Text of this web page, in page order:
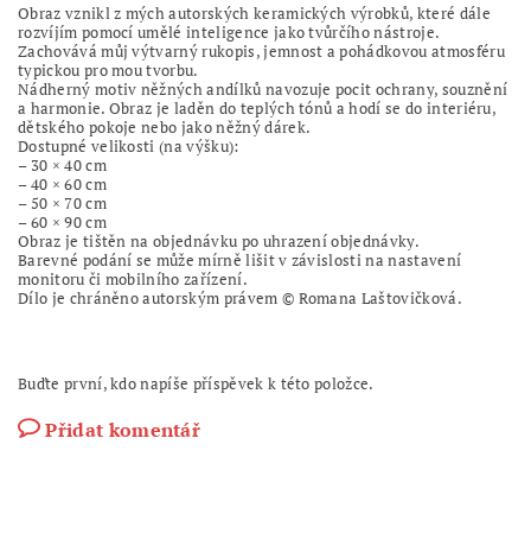
Obraz vznikl z mých autorských keramických výrobků, které dále
rozvíjím pomocí umělé inteligence jako tvůrčího nástroje.
Zachovává můj výtvarný rukopis, jemnost a pohádkovou atmosféru
typickou pro mou tvorbu.
Nádherný motiv něžných andílků navozuje pocit ochrany, souznění
a harmonie. Obraz je laděn do teplých tónů a hodí se do interiéru,
dětského pokoje nebo jako něžný dárek.
Dostupné velikosti (na výšku):
– 30 × 40 cm
– 40 × 60 cm
– 50 × 70 cm
– 60 × 90 cm
Obraz je tištěn na objednávku po uhrazení objednávky.
Barevné podání se může mírně lišit v závislosti na nastavení
monitoru či mobilního zařízení.
Dílo je chráněno autorským právem © Romana Laštovičková.
Buďte první, kdo napíše příspěvek k této položce.
Přidat komentář